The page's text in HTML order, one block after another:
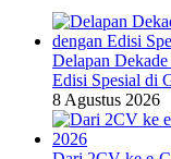
Delapan
Edisi Spesial di
8 Agustus 2026